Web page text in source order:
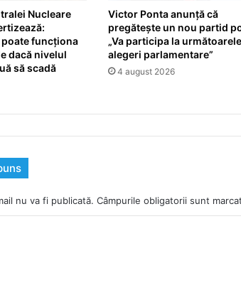
Nucleare
poate funcționa
dacă nivelul
să scadă
Victor Ponta anunță că
pregătește un nou partid
„Va participa la următoarele
alegeri parlamentare”
4 august 2026
nu va fi publicată. Câmpurile obligatorii sunt